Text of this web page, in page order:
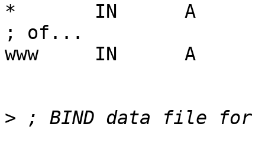
*	IN	A	192.168.178.25
; of...
www	IN	A	192.168.178.25
>